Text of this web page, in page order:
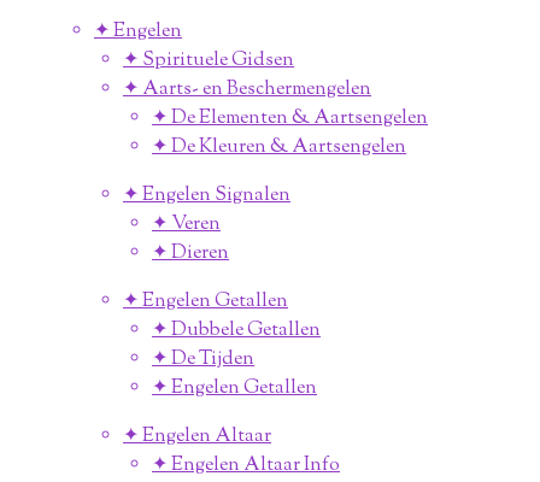
✦ Engelen
✦ Spirituele Gidsen
✦ Aarts- en Beschermengelen
✦ De Elementen & Aartsengelen
✦ De Kleuren & Aartsengelen
✦ Engelen Signalen
✦ Veren
✦ Dieren
✦ Engelen Getallen
✦ Dubbele Getallen
✦ De Tijden
✦ Engelen Getallen
✦ Engelen Altaar
✦ Engelen Altaar Info